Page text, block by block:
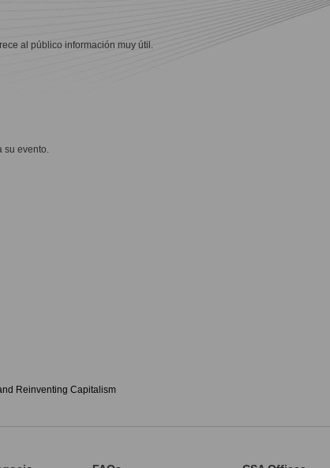
al público información muy útil.
su evento.
Reinventing Capitalism